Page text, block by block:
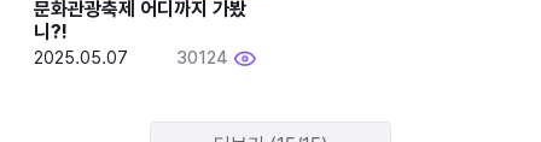
문화관광축제 어디까지 가봤
니?!
2025.05.07 30124